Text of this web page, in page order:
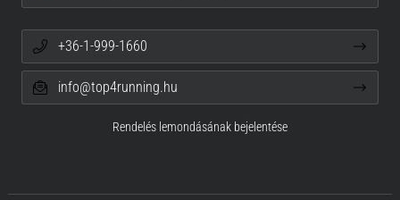
+36-1-999-1660
info@top4running.hu
Rendelés lemondásának bejelentése